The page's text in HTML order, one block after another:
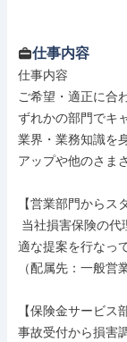
仕事内容
仕事内容
ご希望・適正に合
ずれかの部門でキ
業界・業務知識を
アップや他のさま
【営業部門からス
適な提案を行なっ
（配属先：一般営
【保険金サービス
事故受付から損害